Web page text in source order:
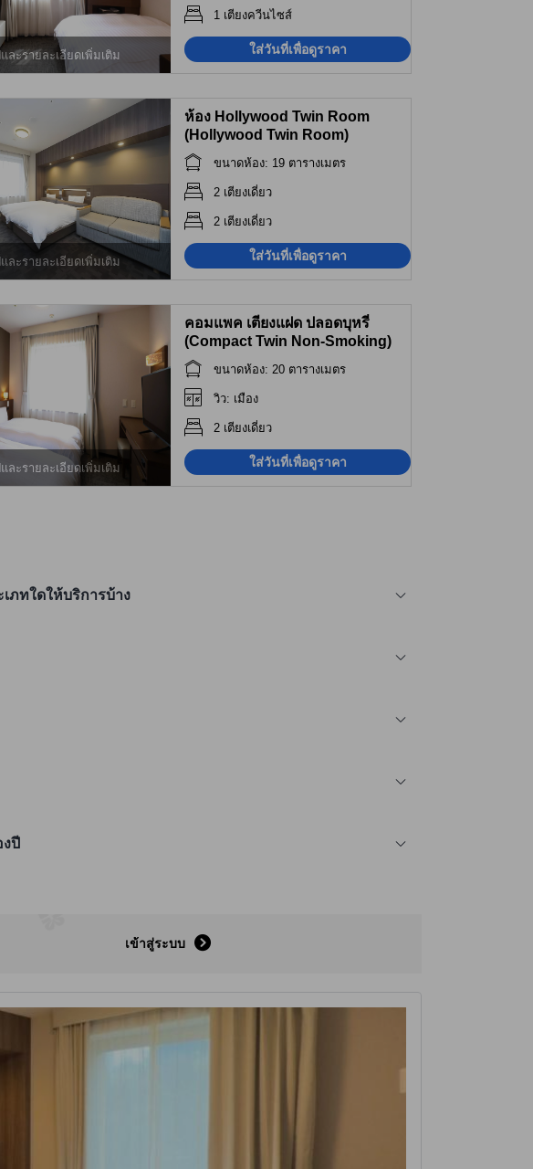
ละรายละเอียดเพิ่มเติม
1 เตียงควีนไซส์
ใส่วันที่เพื่อดูราคา
ละรายละเอียดเพิ่มเติม
ห้อง Hollywood Twin Room
(Hollywood Twin Room)
ขนาดห้อง: 19 ตารางเมตร
2 เตียงเดี่ยว
2 เตียงเดี่ยว
ใส่วันที่เพื่อดูราคา
ละรายละเอียดเพิ่มเติม
คอมแพค เตียงแฝด ปลอดบุหรี่
(Compact Twin Non-Smoking)
ขนาดห้อง: 20 ตารางเมตร
วิว: เมือง
2 เตียงเดี่ยว
ใส่วันที่เพื่อดูราคา
ภทใดให้บริการบ้าง
ปี
เข้าสู่ระบบ